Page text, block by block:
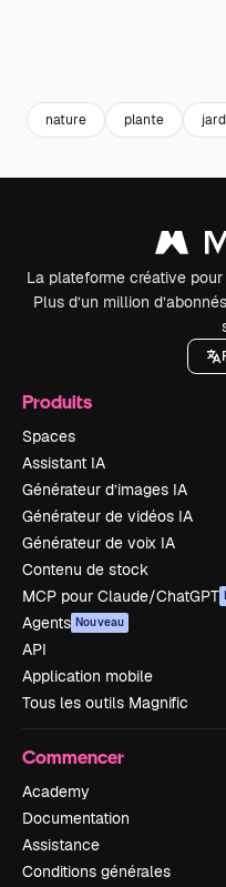
nature plante
La plateforme créative
Plus d’un million
Produits
Spaces
Assistant IA
Générateur d’images IA
Générateur de vidéos IA
Générateur de voix IA
Contenu de stock
MCP pour Claude/ChatGPT
Agents Nouveau
API
Application mobile
Tous les outils Magnific
Commencer
Academy
Documentation
Assistance
Conditions générales